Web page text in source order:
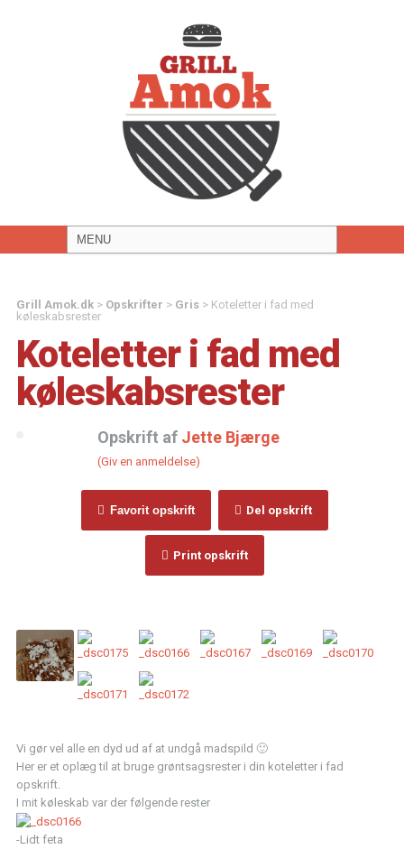
Grill Amok.dk> Opskrifter > Gris> Koteletter i fad med
køleskabsrester
Koteletter i fad med
køleskabsrester
Opskrift af Jette Bjærge
(Giv en anmeldelse)
Favorit opskrift Del opskrift
Print opskrift
Vi gør vel alle en dyd ud af at undgå madspild 🙂
Her er et oplæg til at bruge grøntsagsrester i din koteletter i fad
opskrift.
I mit køleskab var der følgende rester
-Lidt feta